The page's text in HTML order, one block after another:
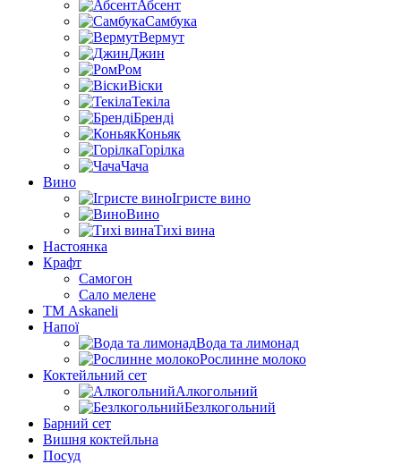
Абсент
Самбука
Вермут
Джин
Ром
Віски
Текіла
Бренді
Коньяк
Горілка
Чача
Вино
Ігристе вино
Вино
Тихі вина
Настоянка
Крафт
Самогон
Сало мелене
ТМ Askaneli
Напої
Вода та лимонад
Рослинне молоко
Коктейльний сет
Алкогольний
Безлкогольний
Барний сет
Вишня коктейльна
Посуд